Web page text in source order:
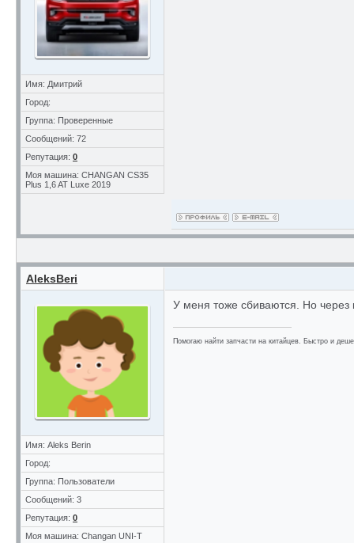
Имя: Дмитрий
Город:
Группа: Проверенные
Сообщений: 72
Репутация: 0
Моя машина: CHANGAN CS35
Plus 1,6 AT Luxe 2019
AleksBeri
Имя: Aleks Berin
Город:
Группа: Пользователи
Сообщений: 3
Репутация: 0
Моя машина: Changan UNI-T
У меня тоже сбиваются. Но через
Помогаю найти запчасти на китайцев. Быстро и